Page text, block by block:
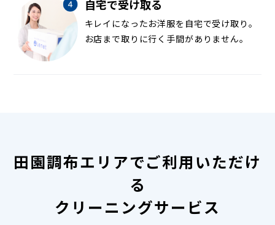
自宅で受け取る
キレイになったお洋服を自宅で受け取り。
お店まで取りに行く手間がありません。
田園調布エリアでご利用いただけ
る
クリーニングサービス